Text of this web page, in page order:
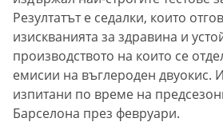
Резултатът е седалки, които
изискванията за здравина и
производството на които се
емисии на въглероден двуокис.
изпитани по време на
Барселона през февруари.